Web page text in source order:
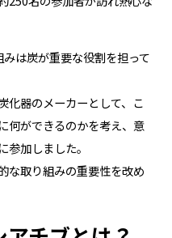
は炭が重要な役割を担って
化器のメーカーとして、こ
何ができるのかを考え、意
加しました。
な取り組みの重要性を改め